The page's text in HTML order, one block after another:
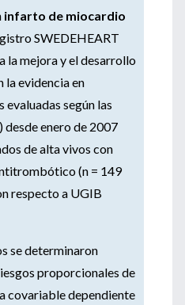
infarto de miocardio
SWEDEHEART
la mejora y el desarrollo
la evidencia en
según las
enero de 2007
de alta vivos con
(n = 149
respecto a UGIB
se determinaron
proporcionales de
covariable dependiente